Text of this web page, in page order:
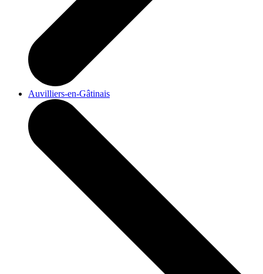
Auvilliers-en-Gâtinais